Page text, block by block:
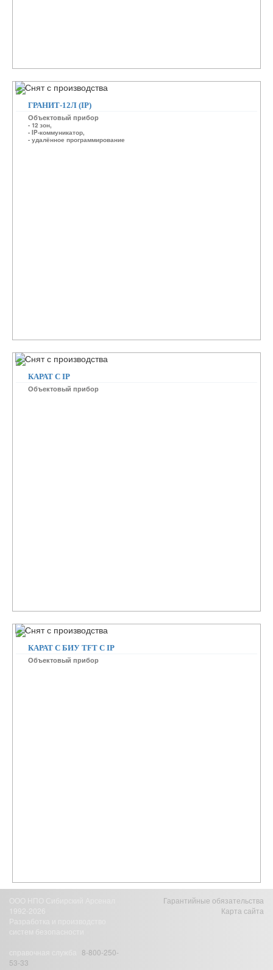
ГРАНИТ-12Л (IP)
Объектовый прибор
- 12 зон,
- IP-коммуникатор,
- удалённое программирование
КАРАТ С IP
Объектовый прибор
КАРАТ С БИУ TFT С IP
Объектовый прибор
1992-2026
Разработка и производство
8-800-250-
53-33
Гарантийные обязательства
Карта сайта